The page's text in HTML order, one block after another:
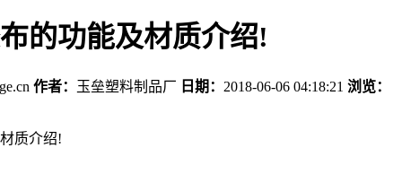
的功能及材质介绍!
作者： 玉垒塑料制品厂 日期： 2018-06-06 04:18:21 浏览：
质介绍!